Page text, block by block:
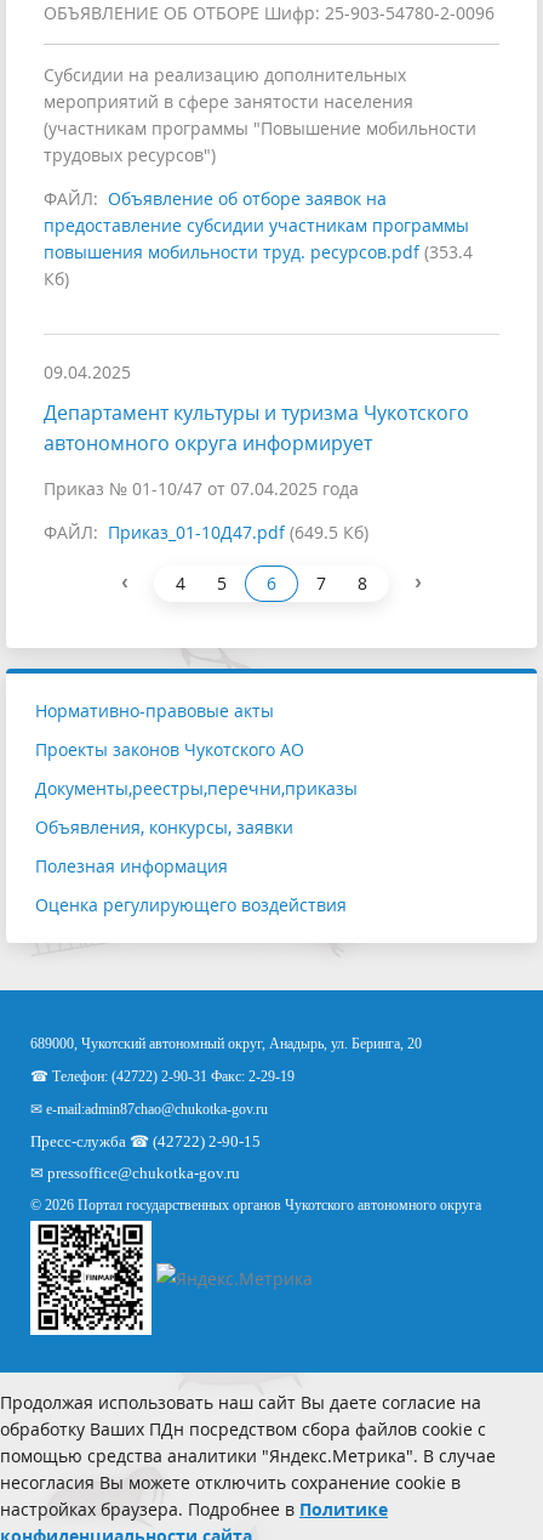
ОБЪЯВЛЕНИЕ ОБ ОТБОРЕ Шифр: 25-903-54780-2-0096
Субсидии на реализацию дополнительных
мероприятий в сфере занятости населения
(участникам программы "Повышение мобильности
трудовых ресурсов")
ФАЙЛ: Объявление об отборе заявок на
предоставление субсидии участникам программы
повышения мобильности труд. ресурсов.pdf(353.4
Кб)
09.04.2025
Департамент культуры и туризма Чукотского
автономного округа информирует
Приказ № 01-10/47 от 07.04.2025 года
ФАЙЛ: Приказ_01-10Д47.pdf(649.5 Кб)
‹ 4 5 6 7 8 ›
Нормативно-правовые акты
Проекты законов Чукотского АО
Документы,реестры,перечни,приказы
Объявления, конкурсы, заявки
Полезная информация
Оценка регулирующего воздействия
689000, Чукотский автономный округ, Анадырь, ул. Беринга, 20
☎ Телефон: (42722) 2-90-31 Факс: 2-29-19
✉ e-mail:admin87chao@chukotka-gov.ru
Пресс-служба ☎ (42722) 2-90-15
✉ pressoffice@chukotka-gov.ru
© 2026 Портал государственных органов Чукотского автономного округа
Продолжая использовать наш сайт Вы даете согласие на
обработку Ваших ПДн посредством сбора файлов cookie с
помощью средства аналитики "Яндекс.Метрика". В случае
несогласия Вы можете отключить сохранение cookie в
настройках браузера. Подробнее в Политике
конфиденциальности сайта.